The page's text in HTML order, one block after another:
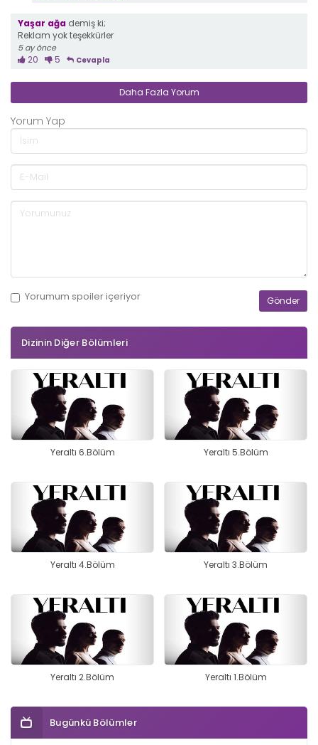
Yaşar ağa demiş ki;
Reklam yok teşekkürler
5 ay önce
20 5 Cevapla
Daha Fazla Yorum
Yorum Yap
Yorumum spoileriçeriyor
Dizinin Diğer Bölümleri
Yeraltı 6.Bölüm Yeraltı 5.Bölüm
Yeraltı 4.Bölüm Yeraltı 3.Bölüm
Yeraltı 2.Bölüm Yeraltı 1.Bölüm
Bugünkü Bölümler